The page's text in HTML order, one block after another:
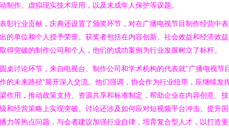
制作、虚拟现实技术应用，以及未成年人保护等议题。
彰行业贡献，庆典还设置了颁奖环节，对在广播电视节目制作经营中
的单位和个人授予荣誉。获奖者包括在内容创新、社会效益和经济效
得突破的制作公司和个人，他们的成功案例为行业发展树立了标杆。
桌讨论环节，来自电视台、制作公司和学术机构的代表就“广播电视节
的未来路径”展开深入交流。他们强调，协会作为行业纽带，应继续发
作用，推动政策支持、资源共享和标准制定，帮助企业在内容创意、
和经营策略上实现突破。讨论还涉及如何应对短视频平台冲击、提升
力等热点问题，与会者建议加强行业自律，培育复合型人才，以打造